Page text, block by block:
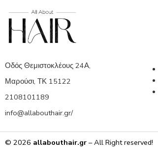
Οδός Θεμιστοκλέους 24Α,
Μαρούσι, ΤΚ 15122
2108101189
info@allabouthair.gr/
© 2026 allabouthair.gr – All Right reserved!